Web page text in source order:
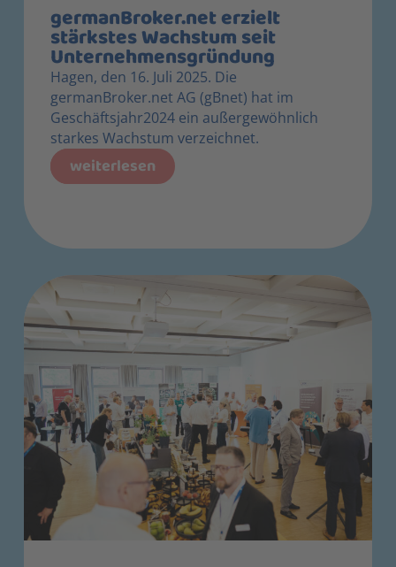
germanBroker.net erzielt
stärkstes Wachstum seit
Unternehmensgründung
Hagen, den 16. Juli 2025. Die
germanBroker.net AG (gBnet) hat im
Geschäftsjahr2024 ein außergewöhnlich
starkes Wachstum verzeichnet.
weiterlesen